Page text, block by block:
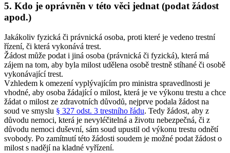
5. Kdo je oprávněn v této věci jednat (podat žádost
apod.)
Jakákoliv fyzická či právnická osoba, proti které je vedeno trestní
řízení, či která vykonává trest.
Žádost může podat i jiná osoba (právnická či fyzická), která má
zájem na tom, aby byla milost udělena osobě trestně stíhané či osobě
vykonávající trest.
Vzhledem k omezení vyplývajícím pro ministra spravedlnosti je
vhodné, aby osoba žádající o milost, která je ve výkonu trestu a chce
žádat o milost ze zdravotních důvodů, nejprve podala žádost na
soud ve smyslu § 327 odst. 3 trestního řádu. Tedy žádost, aby z
důvodu nemoci, která je nevyléčitelná a životu nebezpečná, či z
důvodu nemoci duševní, sám soud upustil od výkonu trestu odnětí
svobody. Po zamítnutí této žádosti soudem je možné podat žádost o
milost s nadějí na kladné vyřízení.